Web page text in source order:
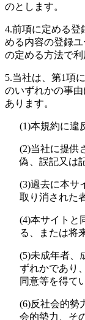
のとします。
4.前項に定める登
める内容の登録
の定める方法で利
5.当社は、第1項
のいずれかの事
あります。
(1)本規約に違
(2)当社に提供
偽、誤記又は
(3)過去に本サ
取り消された
(4)本サイトと
る、または将
(5)未成年者、
ずれかであり
同意等を得て
(6)反社会的勢
会的勢力、そ